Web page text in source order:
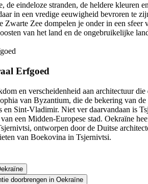
de eindeloze stranden, de heldere
in een vredige eeuwigheid bevroren te
Zwarte Zee dompelen je onder in een
van het land en de ongebruikelijke
Erfgoed
en verscheidenheid aan architectuur
van Byzantium, die de bekering van
Sint-Vladimir. Niet ver daarvandaan is
een Midden-Europese stad. Oekraïne
ontworpen door de Duitse
van Boekovina in Tsjernivtsi.
doorbrengen in Oekraïne